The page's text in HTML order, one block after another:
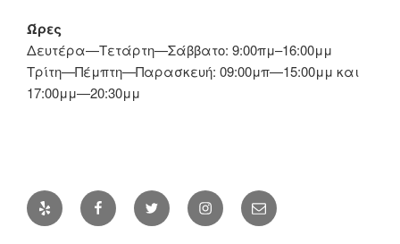
Ώρες
Δευτέρα—Τετάρτη—Σάββατο: 9:00πμ–16:00μμ
Τρίτη—Πέμπτη—Παρασκευή: 09:00μπ—15:00μμ και
17:00μμ—20:30μμ
Yelp FacebookTwitter InstagramΔιεύθυνση
ηλ.